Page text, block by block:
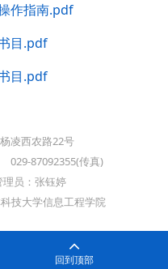
作指南.pdf
目.pdf
目.pdf
凌西农路22号
87092355(传真)
员：张钰婷
技大学信息工程学院
回到顶部